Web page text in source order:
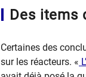
Des items
Certaines des
sur les réacteurs. «